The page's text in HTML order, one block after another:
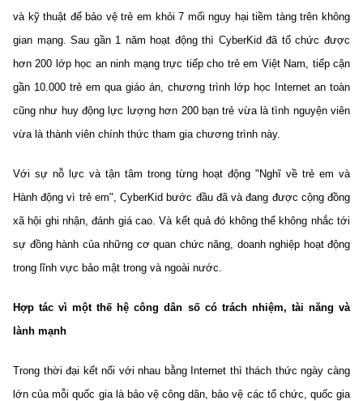
và kỹ thuật để bảo vệ trẻ em khỏi 7 mối nguy hại tiềm tàng trên không
gian mạng. Sau gần 1 năm hoạt động thì CyberKid đã tổ chức được
hơn 200 lớp học an ninh mạng trực tiếp cho trẻ em Việt Nam, tiếp cận
gần 10.000 trẻ em qua giáo án, chương trình lớp học Internet an toàn
cũng như huy động lực lượng hơn 200 bạn trẻ vừa là tình nguyện viên
vừa là thành viên chính thức tham gia chương trình này.
Với sự nỗ lực và tận tâm trong từng hoạt động "Nghĩ về trẻ em và
Hành động vì trẻ em", CyberKid bước đầu đã và đang được cộng đồng
xã hội ghi nhận, đánh giá cao. Và kết quả đó không thể không nhắc tới
sự đồng hành của những cơ quan chức năng, doanh nghiệp hoạt động
trong lĩnh vực bảo mật trong và ngoài nước.
Hợp tác vì một thế hệ công dân số có trách nhiệm, tài năng và
lành mạnh
Trong thời đại kết nối với nhau bằng Internet thì thách thức ngày càng
lớn của mỗi quốc gia là bảo vệ công dân, bảo vệ các tổ chức, quốc gia